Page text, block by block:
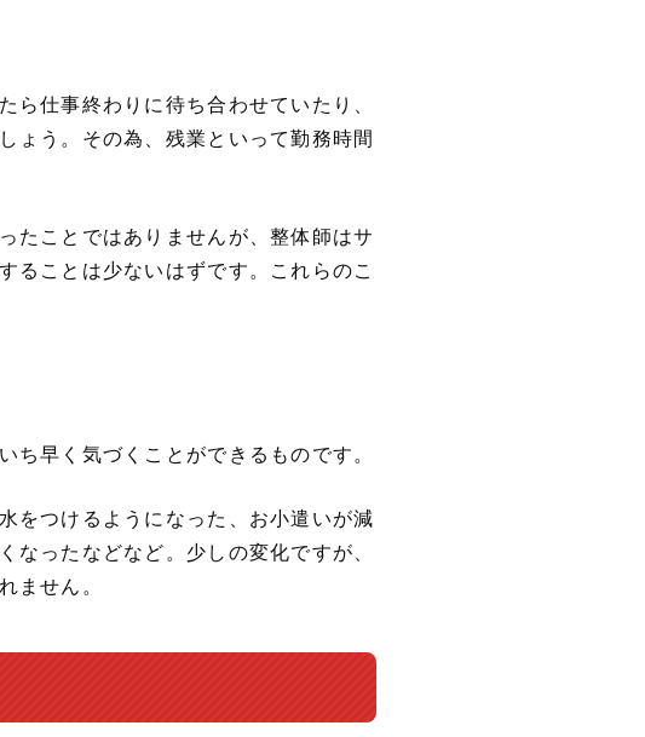
ら仕事終わりに待ち合わせていたり、
ょう。その為、残業といって勤務時間
たことではありませんが、整体師はサ
ることは少ないはずです。これらのこ
ち早く気づくことができるものです。
をつけるようになった、お小遣いが減
なったなどなど。少しの変化ですが、
ません。